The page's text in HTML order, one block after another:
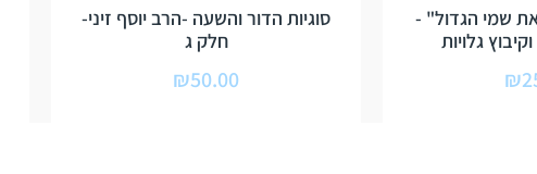
שמי הגדול" -
גלויות
₪
סוגיות הדור והשעה -הרב יוסף זיני-
חלק ג
₪50.00